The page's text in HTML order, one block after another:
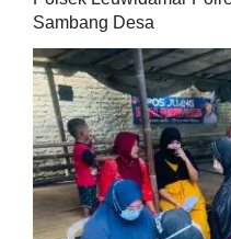
Sambang Desa